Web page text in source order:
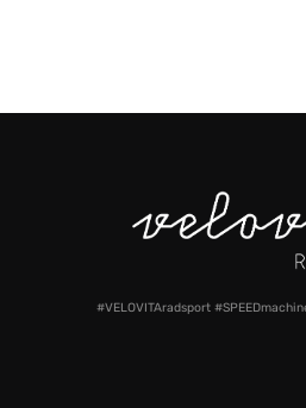
#VELOVITAradsport